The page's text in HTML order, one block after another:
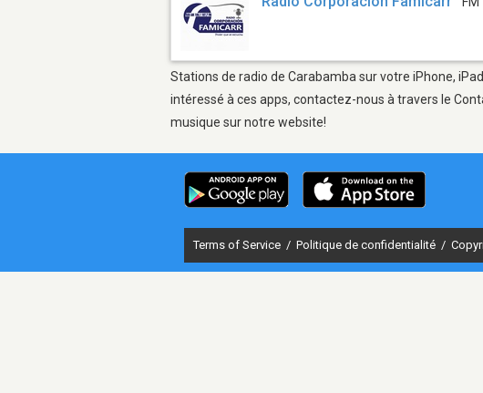
Stations de radio de Carabamba sur votre iPhone,
intéressé à ces apps, contactez-nous à travers le
musique sur notre website!
Terms of Service / Politique de confidentialité /